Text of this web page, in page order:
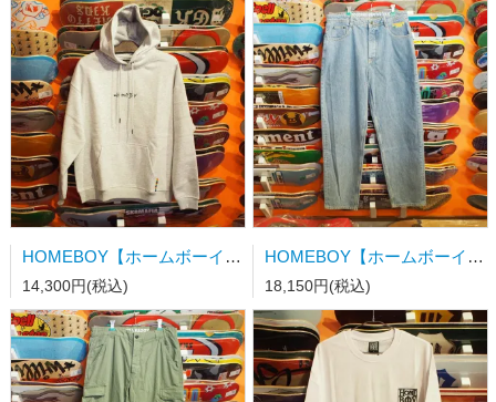
HOMEBOY【ホームボーイ】OLD FAT LIPS HOOD ASH HEATHER Sサイズ
14,300円(税込)
HOMEBOY【ホームボーイ】x-tra MONSTER Denim MOON 34/34
18,150円(税込)